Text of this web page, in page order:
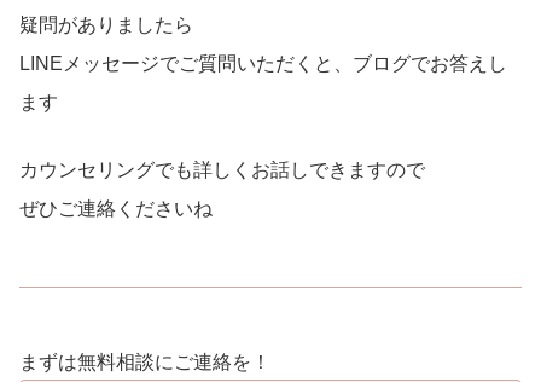
疑問がありましたら
LINEメッセージでご質問いただくと、ブログでお答えし
ます
カウンセリングでも詳しくお話しできますので
ぜひご連絡くださいね
まずは無料相談にご連絡を！